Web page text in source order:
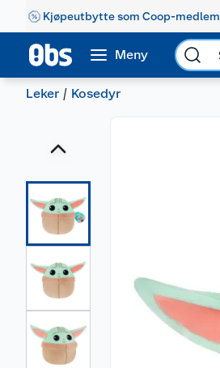
Kjøpeutbytte som Coop-medlem
Meny
Leker Kosedyr